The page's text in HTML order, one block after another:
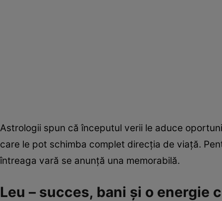
Astrologii spun că începutul verii le aduce
care le pot schimba complet direcția de viață.
întreaga vară se anunță una memorabilă.
Leu – succes, bani și o